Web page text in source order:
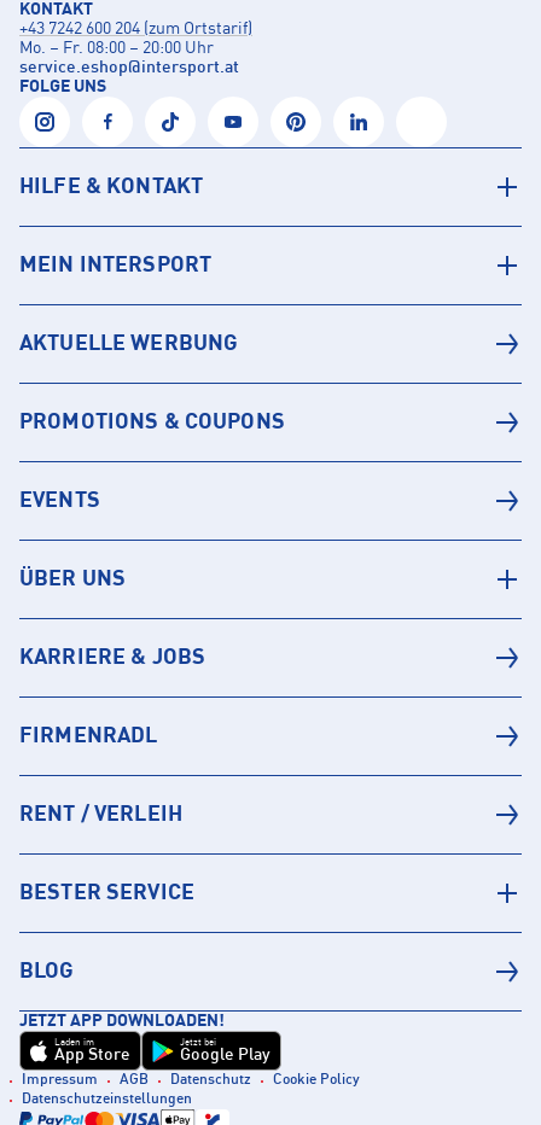
KONTAKT
+43 7242 600 204 (zum Ortstarif)
Mo. – Fr. 08:00 – 20:00 Uhr
service.eshop@intersport.at
FOLGE UNS
HILFE & KONTAKT
MEIN INTERSPORT
AKTUELLE WERBUNG
PROMOTIONS & COUPONS
EVENTS
ÜBER UNS
KARRIERE & JOBS
FIRMENRADL
RENT / VERLEIH
BESTER SERVICE
BLOG
JETZT APP DOWNLOADEN!
Laden im
App Store
Jetzt bei
Google Play
Impressum AGB Datenschutz
Cookie Policy
Datenschutzeinstellungen